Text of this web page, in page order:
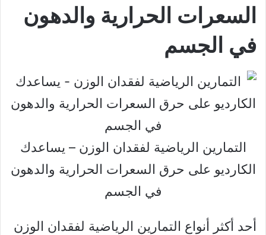
السعرات الحرارية والدهون
في الجسم
التمارين الرياضية لفقدان الوزن – يساعدك
الكارديو على حرق السعرات الحرارية والدهون
في الجسم
أحد أكثر أنواع التمارين الرياضية لفقدان الوزن